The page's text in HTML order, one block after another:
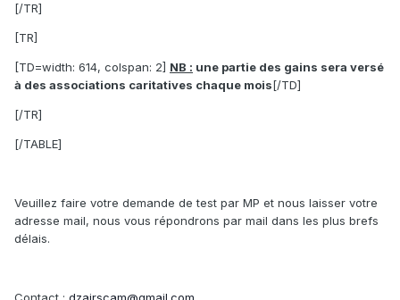
[/TR]
[TR]
[TD=width: 614, colspan: 2] NB : une partie des gains sera versé
à des associations caritatives chaque mois[/TD]
[/TR]
[/TABLE]
Veuillez faire votre demande de test par MP et nous laisser votre
adresse mail, nous vous répondrons par mail dans les plus brefs
délais.